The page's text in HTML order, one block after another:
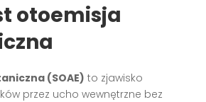
otoemisja
(SOAE) to zjawisko
przez ucho wewnętrzne bez